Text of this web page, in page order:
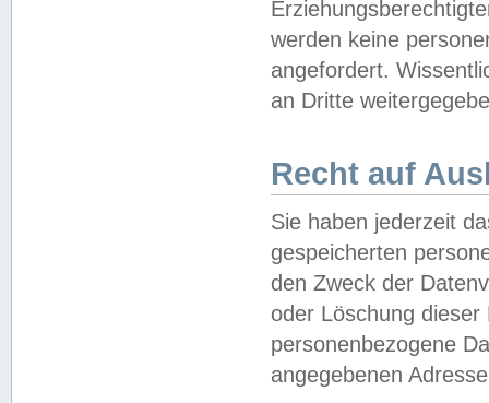
werden keine
angefordert.
an Dritte
Recht auf
Sie haben jederzeit
gespeicherten
den Zweck der
oder Löschung
personenbezogene
angegebenen